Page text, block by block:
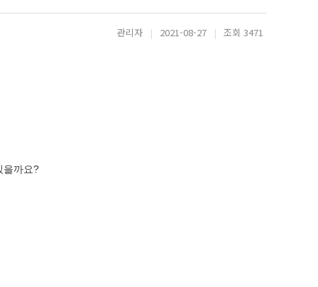
관리자 | 2021-08-27 | 조회 3471
을까요?